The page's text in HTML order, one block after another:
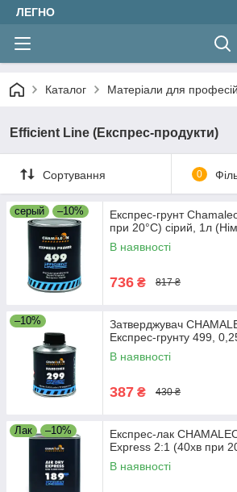
ЛЕГНО
Каталог Матеріали для
Efficient Line (Експрес-продукти)
Сортування 0
серый –10%
Експрес-грунт
при 20°С) сірий, 1л
В наявності
736 ₴ 817 ₴
–10%
Затверджувач
Експрес-грунту 499,
В наявності
387 ₴ 430 ₴
Лак –10%
Експрес-лак
Express 2:1 (40хв при
В наявності